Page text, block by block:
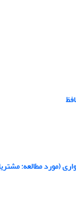
(مورد مطالعه: